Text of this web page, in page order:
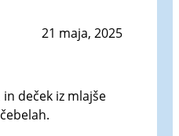
21 maja, 2025
deček iz mlajše